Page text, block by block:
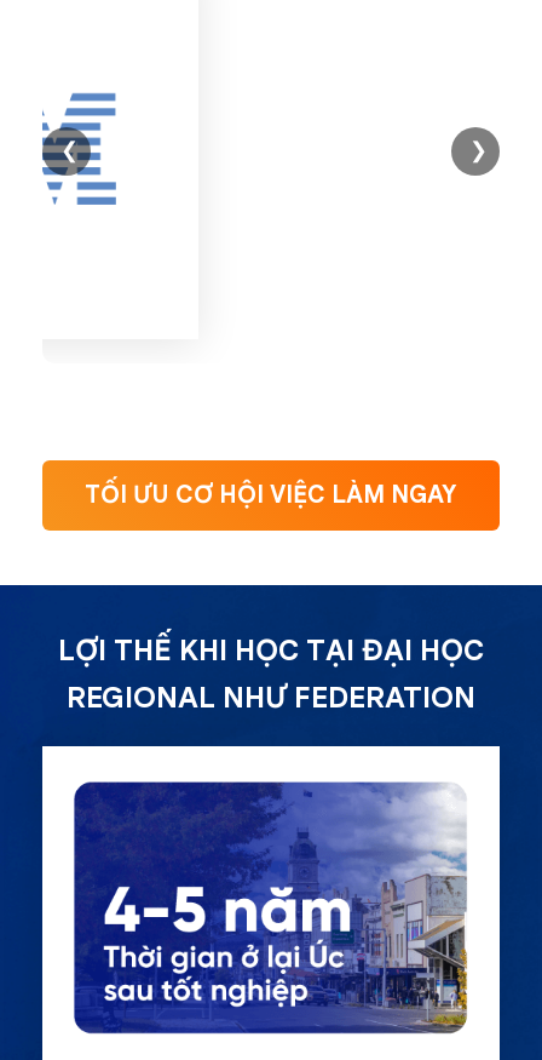
❮ ❯
TỐI ƯU CƠ HỘI VIỆC LÀM NGAY
LỢI THẾ KHI HỌC TẠI ĐẠI HỌC
REGIONAL NHƯ FEDERATION